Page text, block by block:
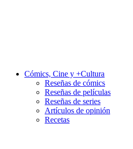
Cómics, Cine y +Cultura
Reseñas de cómics
Reseñas de películas
Reseñas de series
Artículos de opinión
Recetas